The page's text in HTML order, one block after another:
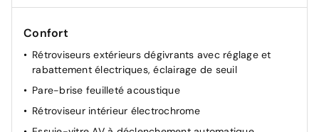
Confort
Rétroviseurs extérieurs dégivrants avec réglage et
rabattement électriques, éclairage de seuil
Pare-brise feuilleté acoustique
Rétroviseur intérieur électrochrome